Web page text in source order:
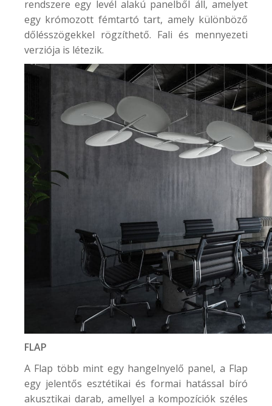
rendszere egy levél alakú panelből áll, amelyet
egy krómozott fémtartó tart, amely különböző
dőlésszögekkel rögzíthető. Fali és mennyezeti
verziója is létezik.
FLAP
A Flap több mint egy hangelnyelő panel, a Flap
egy jelentős esztétikai és formai hatással bíró
akusztikai darab, amellyel a kompozíciók széles